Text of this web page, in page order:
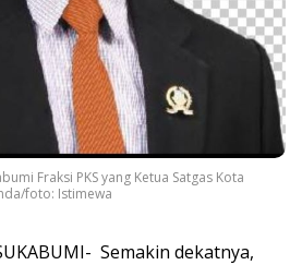
Fraksi PKS yang Ketua Satgas Kota
foto: Istimewa
Semakin dekatnya,